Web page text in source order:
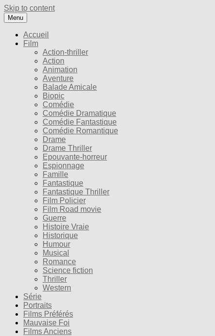
Skip to content
Menu
Accueil
Film
Action-thriller
Action
Animation
Aventure
Balade Amicale
Biopic
Comédie
Comédie Dramatique
Comédie Fantastique
Comédie Romantique
Drame
Drame Thriller
Epouvante-horreur
Espionnage
Famille
Fantastique
Fantastique Thriller
Film Policier
Film Road movie
Guerre
Histoire Vraie
Historique
Humour
Musical
Romance
Science fiction
Thriller
Western
Série
Portraits
Films Préférés
Mauvaise Foi
Films Anciens